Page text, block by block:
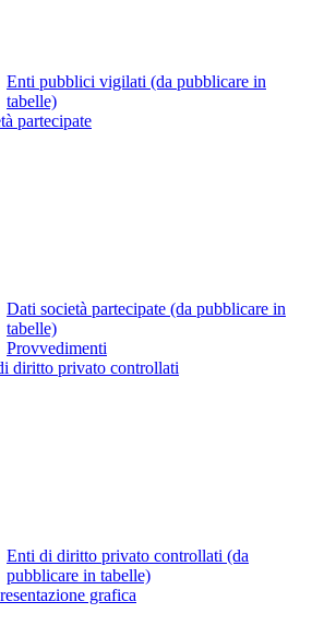
Enti pubblici vigilati (da pubblicare in
tabelle)
partecipate
Dati società partecipate (da pubblicare in
tabelle)
Provvedimenti
diritto privato controllati
Enti di diritto privato controllati (da
pubblicare in tabelle)
grafica